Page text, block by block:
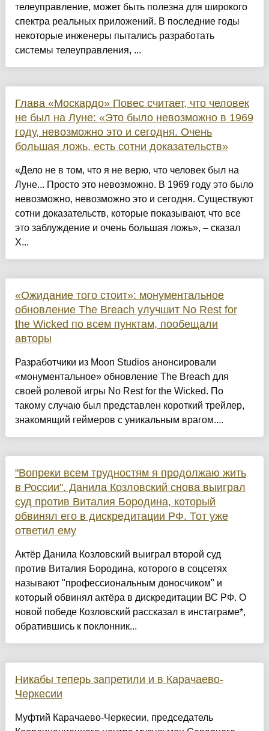
телеуправление, может быть полезна для широкого
спектра реальных приложений. В последние годы
некоторые инженеры пытались разработать
системы телеуправления, ...
Глава «Москардо» Повес считает, что человек
не был на Луне: «Это было невозможно в 1969
году, невозможно это и сегодня. Очень
большая ложь, есть сотни доказательств»
«Дело не в том, что я не верю, что человек был на
Луне... Просто это невозможно. В 1969 году это было
невозможно, невозможно это и сегодня. Существуют
сотни доказательств, которые показывают, что все
это заблуждение и очень большая ложь», – сказал
Х...
«Ожидание того стоит»: монументальное
обновление The Breach улучшит No Rest for
the Wicked по всем пунктам, пообещали
авторы
Разработчики из Moon Studios анонсировали
«монументальное» обновление The Breach для
своей ролевой игры No Rest for the Wicked. По
такому случаю был представлен короткий трейлер,
знакомящий геймеров с уникальным врагом....
"Вопреки всем трудностям я продолжаю жить
в России". Данила Козловский снова выиграл
суд против Виталия Бородина, который
обвинял его в дискредитации РФ. Тот уже
ответил ему
Актёр Данила Козловский выиграл второй суд
против Виталия Бородина, которого в соцсетях
называют "профессиональным доносчиком" и
который обвинял актёра в дискредитации ВС РФ. О
новой победе Козловский рассказал в инстаграме*,
обратившись к поклонник...
Никабы теперь запретили и в Карачаево-
Черкесии
Муфтий Карачаево-Черкесии, председатель